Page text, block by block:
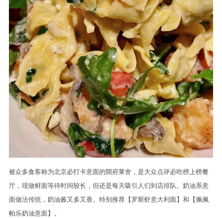
被众多食客称为北京必打卡意面的開府莱舍，是大众点评必吃榜上榜餐
厅，现做鲜面等待时间较长，但还是每天吸引人们到店排队。奶油系意
面做法传统，奶油酱又多又香。特别推荐【罗斯虾意大利面】和【佩佩
帕乐奶油意面】。